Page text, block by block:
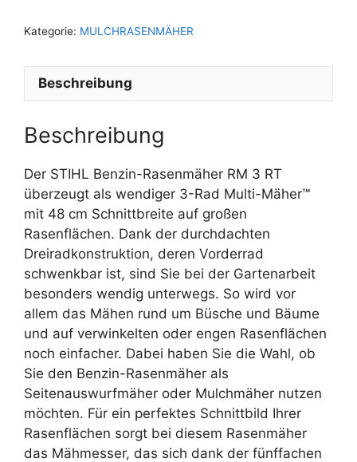
Kategorie: MULCHRASENMÄHER
Beschreibung
Beschreibung
Der STIHL Benzin-Rasenmäher RM 3 RT
überzeugt als wendiger 3-Rad Multi-Mäher™
mit 48 cm Schnittbreite auf großen
Rasenflächen. Dank der durchdachten
Dreiradkonstruktion, deren Vorderrad
schwenkbar ist, sind Sie bei der Gartenarbeit
besonders wendig unterwegs. So wird vor
allem das Mähen rund um Büsche und Bäume
und auf verwinkelten oder engen Rasenflächen
noch einfacher. Dabei haben Sie die Wahl, ob
Sie den Benzin-Rasenmäher als
Seitenauswurfmäher oder Mulchmäher nutzen
möchten. Für ein perfektes Schnittbild Ihrer
Rasenflächen sorgt bei diesem Rasenmäher
das Mähmesser, das sich dank der fünffachen